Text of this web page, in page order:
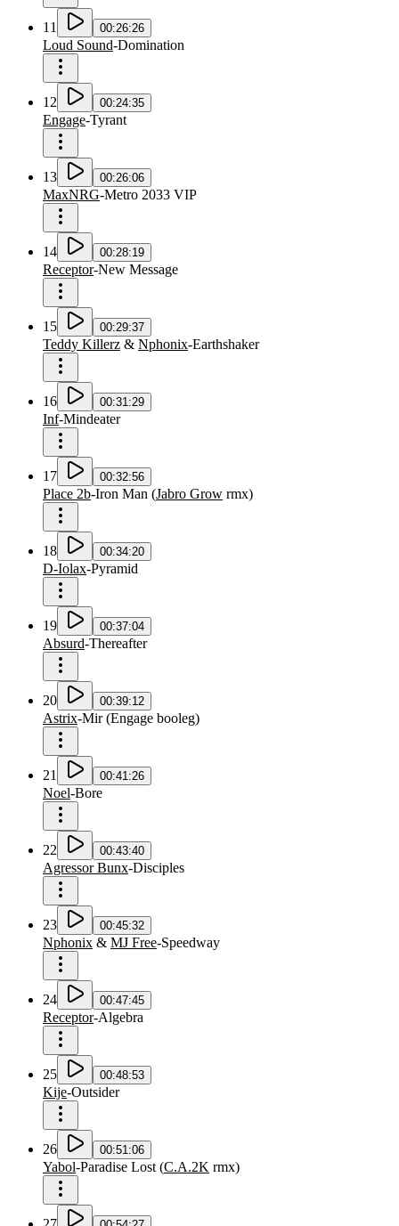
11 00:26:26
Loud Sound-Domination
12 00:24:35
Engage-Tyrant
13 00:26:06
MaxNRG-Metro 2033 VIP
14 00:28:19
Receptor-New Message
15 00:29:37
Teddy Killerz & Nphonix-Earthshaker
16 00:31:29
Inf-Mindeater
17 00:32:56
Place 2b-Iron Man (Jabro Grow rmx)
18 00:34:20
D-Iolax-Pyramid
19 00:37:04
Absurd-Thereafter
20 00:39:12
Astrix-Mir(Engage booleg)
21 00:41:26
Noel-Bore
22 00:43:40
Agressor Bunx-Disciples
23 00:45:32
Nphonix & MJ Free-Speedway
24 00:47:45
Receptor-Algebra
25 00:48:53
Kije-Outsider
26 00:51:06
Yabol-Paradise Lost (C.A.2K rmx)